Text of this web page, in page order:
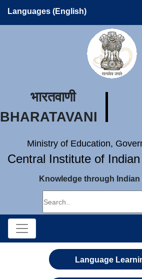
Languages (English)
भारतवाणी
BHARATAVANI
Ministry of Education,
Central Institute of
Knowledge through
Language